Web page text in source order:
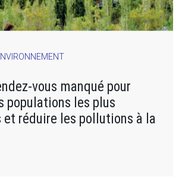
vous manqué pour
populations les plus
et réduire les pollutions à la